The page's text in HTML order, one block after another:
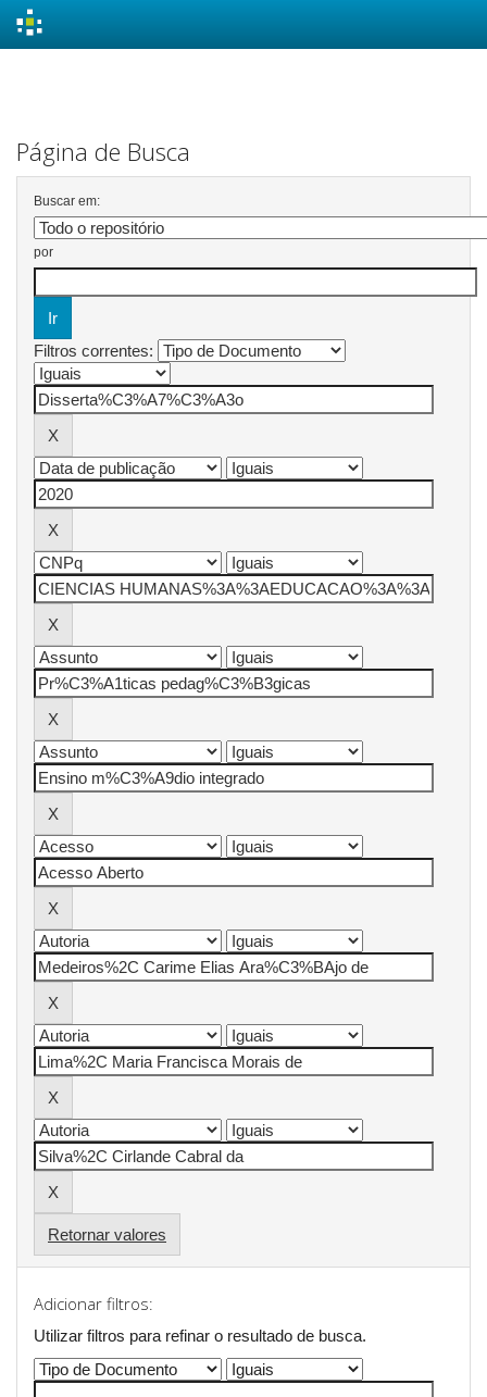
Página de Busca
Buscar em:
por
Filtros correntes:
Retornar valores
Adicionar filtros:
Utilizar filtros para refinar o resultado de busca.